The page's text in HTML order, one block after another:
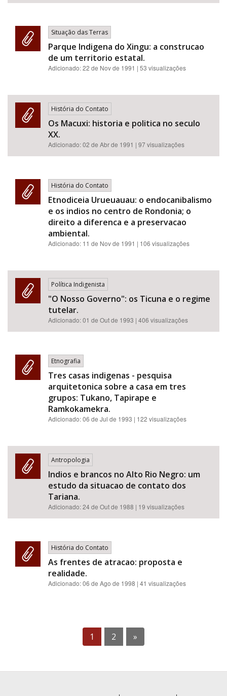
Situação das Terras
Parque Indigena do Xingu: a construcao
de um territorio estatal.
Adicionado:22 de Nov de 1991 | 53 visualizações
História do Contato
Os Macuxi: historia e politica no seculo
XX.
Adicionado:02 de Abr de 1991 | 97 visualizações
História do Contato
Etnodiceia Urueuauau: o endocanibalismo
e os indios no centro de Rondonia; o
direito a diferenca e a preservacao
ambiental.
Adicionado: 11 de Nov de 1991 | 106 visualizações
Política Indigenista
"O Nosso Governo": os Ticuna e o regime
tutelar.
Adicionado:01 de Out de 1993 | 406 visualizações
Etnografia
Tres casas indigenas - pesquisa
arquitetonica sobre a casa em tres
grupos: Tukano, Tapirape e
Ramkokamekra.
Adicionado:06 de Jul de 1993 | 122 visualizações
Antropologia
Indios e brancos no Alto Rio Negro: um
estudo da situacao de contato dos
Tariana.
Adicionado:24 de Out de 1988 | 19 visualizações
História do Contato
As frentes de atracao: proposta e
realidade.
Adicionado:06 de Ago de 1998 | 41 visualizações
1 2 »